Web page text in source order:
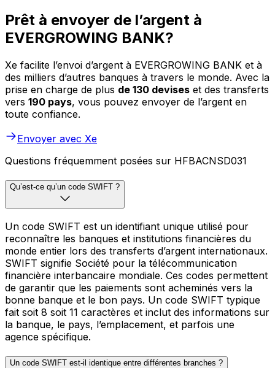
Prêt à envoyer de l’argent à
EVERGROWING BANK?
Xe facilite l’envoi d’argent à EVERGROWING BANK et à
des milliers d’autres banques à travers le monde. Avec la
prise en charge de plus de 130 devises et des transferts
vers 190 pays, vous pouvez envoyer de l’argent en
toute confiance.
Envoyer avec Xe
Questions fréquemment posées sur HFBACNSD031
Qu’est-ce qu’un code SWIFT ?
Un code SWIFT est un identifiant unique utilisé pour
reconnaître les banques et institutions financières du
monde entier lors des transferts d’argent internationaux.
SWIFT signifie Société pour la télécommunication
financière interbancaire mondiale. Ces codes permettent
de garantir que les paiements sont acheminés vers la
bonne banque et le bon pays. Un code SWIFT typique
fait soit 8 soit 11 caractères et inclut des informations sur
la banque, le pays, l’emplacement, et parfois une
agence spécifique.
Un code SWIFT est-il identique entre différentes branches ?